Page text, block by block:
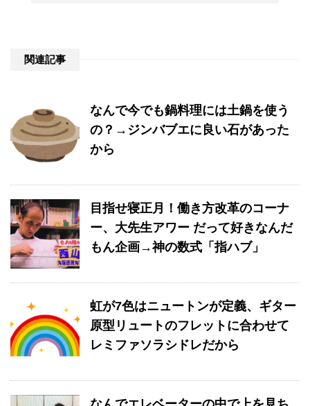
関連記事
なんで今でも鍋料理には土鍋を使う
の？→ジンバブエに良い石があった
から
目指せ寝正月！働き方改革のコーナ
ー、大先生アワー だって好きなんだ
もん企画→神の数式「指ハブ」
虹が7色はニュートンが定義、ギター
原型リュートのフレットに合わせて
レミファソラシドレだから